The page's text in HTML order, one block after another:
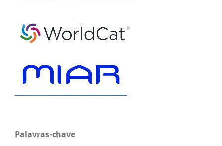
Palavras-chave